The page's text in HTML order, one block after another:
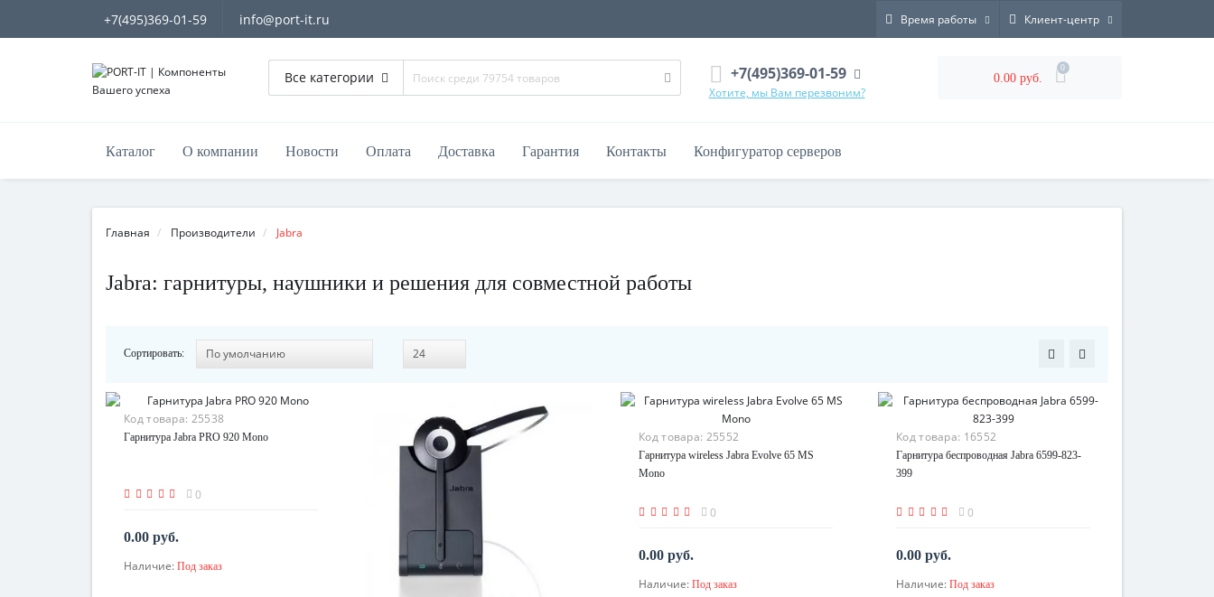
+7(495)369-01-59 info@port-it.ru Время работы Клиент-центр
Все категории +7(495)369-01-59
Хотите, мы Вам перезвоним?
0.00 руб.
0
Каталог О компании Новости Оплата Доставка Гарантия Контакты Конфигуратор серверов
Главная Производители Jabra
Jabra: гарнитуры, наушники и решения для совместной работы
Сортировать:
Код товара: 25538
Гарнитура Jabra PRO 920 Mono
0
0.00 руб.
По запросу
Наличие: Под заказ
Код товара: 25552
Гарнитура wireless Jabra Evolve 65 MS
Mono
0
0.00 руб.
По запросу
Наличие: Под заказ
Код товара: 16552
Гарнитура беспроводная Jabra 6599-823-
399
0
0.00 руб.
По запросу
Наличие: Под заказ